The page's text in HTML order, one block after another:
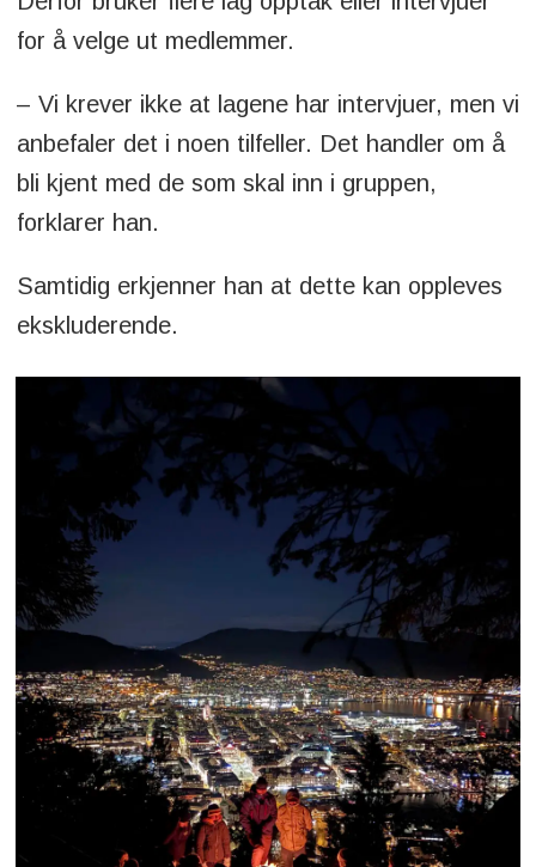
for å velge ut medlemmer.
– Vi krever ikke at lagene har intervjuer, men vi
anbefaler det i noen tilfeller. Det handler om å
bli kjent med de som skal inn i gruppen,
forklarer han.
Samtidig erkjenner han at dette kan oppleves
ekskluderende.